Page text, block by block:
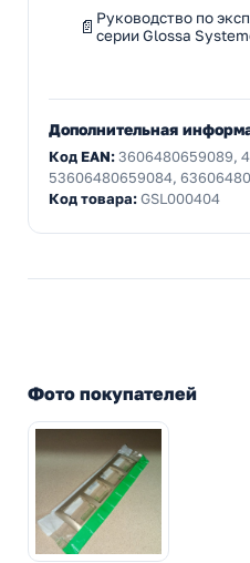
Руководство по
серии Glossa
Дополнительная
Код EAN:3606480659089,
53606480659084,
Код товара:GSL000404
Фото покупателей